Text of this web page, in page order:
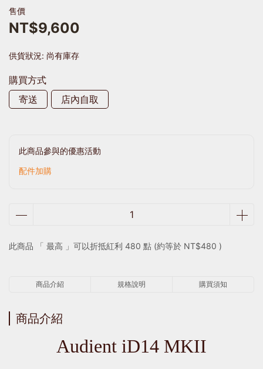
售價
NT$9,600
供貨狀況: 尚有庫存
購買方式
寄送
店內自取
此商品參與的優惠活動
配件加購
此商品 「 最高 」可以折抵紅利 480 點 (約等於 NT$480 )
商品介紹 規格說明 購買須知
商品介紹
Audient iD14 MKII